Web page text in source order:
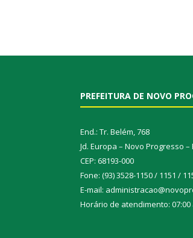
PREFEITURA DE NOVO
End.: Tr. Belém, 768
Jd. Europa – Novo Progresso –
CEP: 68193-000
Fone: (93) 3528-1150 / 1151 /
E-mail:
Horário de atendimento: 07:00